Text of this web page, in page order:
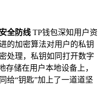
全防线 TP钱包深知用户资
的加密算法对用户的私钥
处理，私钥如同打开数字
存储在用户本地设备上，
给“钥匙”加上了一道道坚